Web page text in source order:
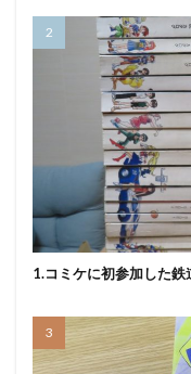
1.コミケに初参加した鉄